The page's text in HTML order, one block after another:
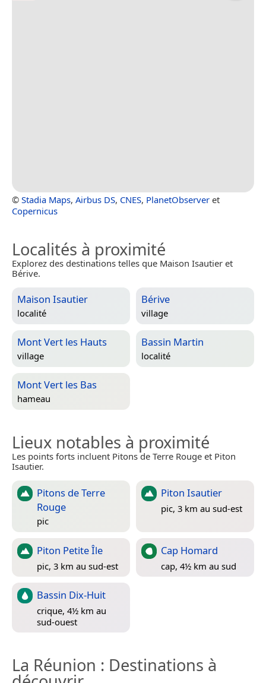
© Stadia Maps, Airbus DS, CNES, PlanetObserver et
Copernicus
Localités à proximité
Explorez des destinations telles que Maison Isautier et
Bérive.
Maison Isautier
localité
Bérive
village
Mont Vert les Hauts
village
Bassin Martin
localité
Mont Vert les Bas
hameau
Lieux notables à proximité
Les points forts incluent Pitons de Terre Rouge et Piton
Isautier.
Pitons de Terre
Rouge
pic
Piton Isautier
pic, 3 km au sud-est
Piton Petite Île
pic, 3 km au sud-est
Cap Homard
cap, 4½ km au sud
Bassin Dix-Huit
crique, 4½ km au
sud-ouest
La Réunion : Destinations à